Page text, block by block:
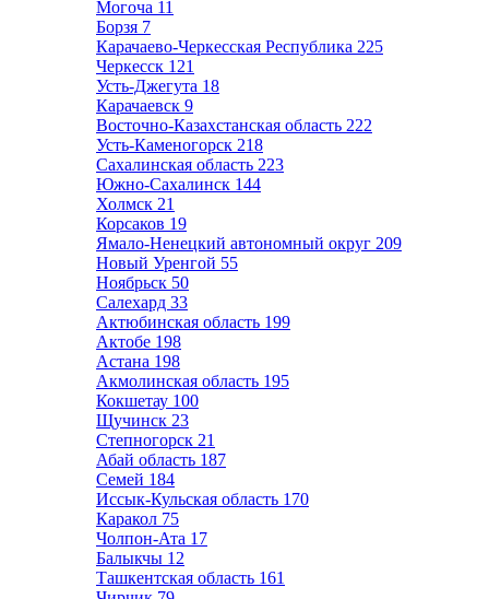
Могоча 11
Борзя 7
Карачаево-Черкесская Республика 225
Черкесск 121
Усть-Джегута 18
Карачаевск 9
Восточно-Казахстанская область 222
Усть-Каменогорск 218
Сахалинская область 223
Южно-Сахалинск 144
Холмск 21
Корсаков 19
Ямало-Ненецкий автономный округ 209
Новый Уренгой 55
Ноябрьск 50
Салехард 33
Актюбинская область 199
Актобе 198
Астана 198
Акмолинская область 195
Кокшетау 100
Щучинск 23
Степногорск 21
Абай область 187
Семей 184
Иссык-Кульская область 170
Каракол 75
Чолпон-Ата 17
Балыкчы 12
Ташкентская область 161